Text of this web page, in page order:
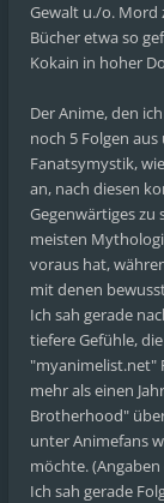
Gewalt u./o.
Bücher etwa so
Kokain in hoher
Der Anime, den
noch 5 Folgen
Fanatsymystik,
an, nach diesen
Gegenwärtiges zu
meisten
voraus hat,
mit denen
Ich sah gerade
tiefere Gefühle,
"myanimelist.net"
mehr als einen
Brotherhood"
unter Animefans
möchte.
Ich sah gerade